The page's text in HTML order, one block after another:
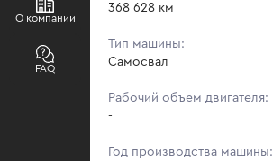
О компании
FAQ
368 628 км
Тип машины:
Самосвал
Рабочий объем двигателя:
-
Год производства машины: